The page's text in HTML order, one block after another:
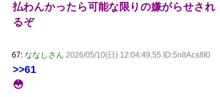
払わんかったら可能な限りの嫌がらせされ
るぞ
67: ななしさん 2026/05/10(日) 12:04:49.55 ID:5n8Acs8I0
>>61
😳